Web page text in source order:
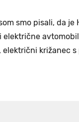
smo pisali, da
električne
električni križanec